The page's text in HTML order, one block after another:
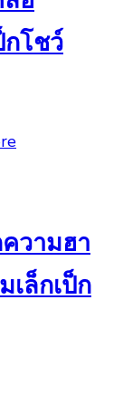
กโชว์
วามฮา
ล็กเป็ก